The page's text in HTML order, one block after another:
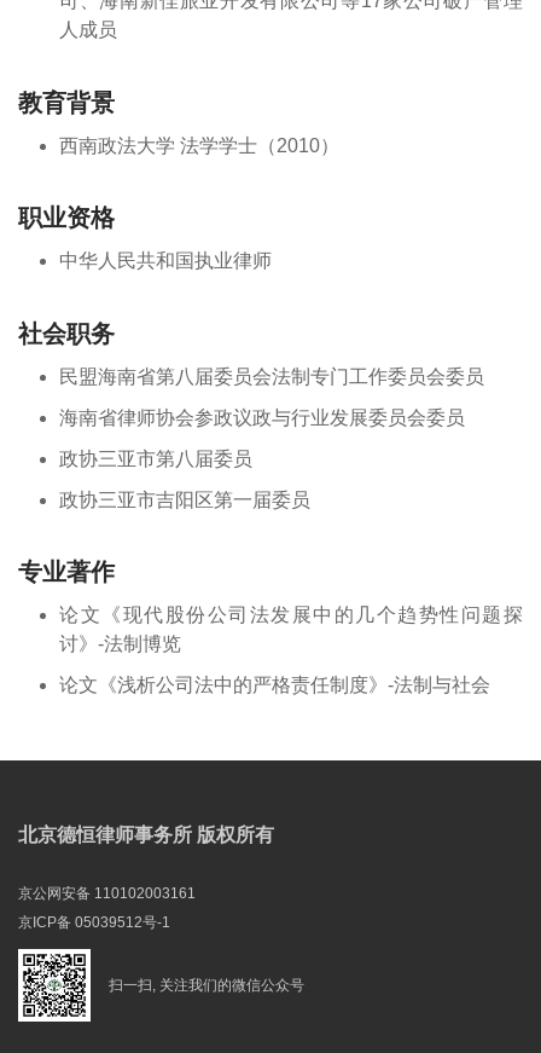
人成员
教育背景
西南政法大学 法学学士（2010）
职业资格
中华人民共和国执业律师
社会职务
民盟海南省第八届委员会法制专门工作委员会委员
海南省律师协会参政议政与行业发展委员会委员
政协三亚市第八届委员
政协三亚市吉阳区第一届委员
专业著作
论文《现代股份公司法发展中的几个趋势性问题探
讨》-法制博览
论文《浅析公司法中的严格责任制度》-法制与社会
北京德恒律师事务所 版权所有
京公网安备 110102003161
京ICP备 05039512号-1
扫一扫, 关注我们的微信公众号